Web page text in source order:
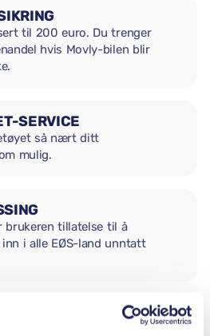
til 200 euro. Du trenger
hvis Movly-bilen blir
SERVICE
så nært ditt
mulig.
brukeren tillatelse til å
inn i alle EØS-land unntatt